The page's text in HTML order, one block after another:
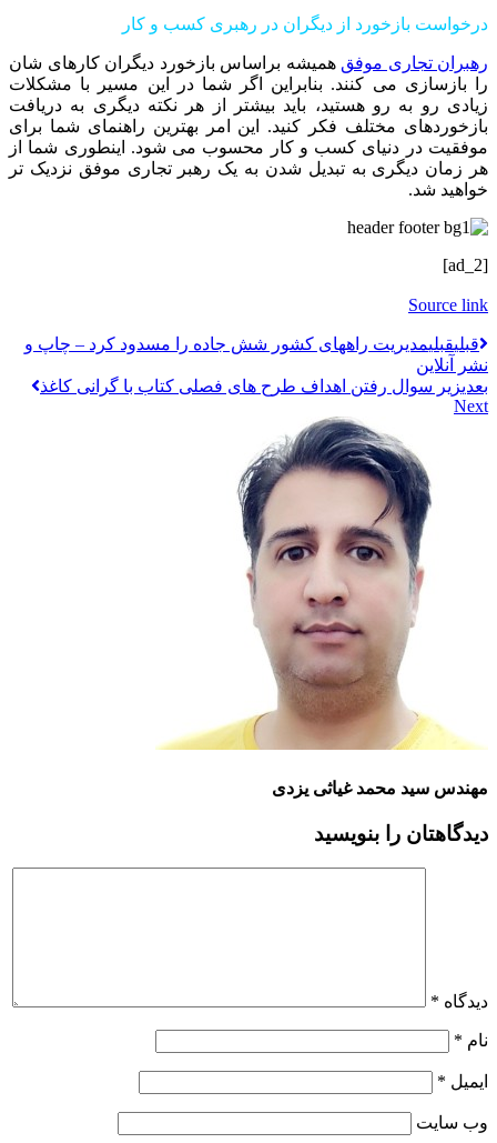
درخواست بازخورد از دیگران در رهبری کسب و کار
رهبران تجاری موفق همیشه براساس بازخورد دیگران کارهای شان
را بازسازی می کنند. بنابراین اگر شما در این مسیر با مشکلات
زیادی رو به رو هستید، باید بیشتر از هر نکته دیگری به دریافت
بازخوردهای مختلف فکر کنید. این امر بهترین راهنمای شما برای
موفقیت در دنیای کسب و کار محسوب می شود. اینطوری شما از
هر زمان دیگری به تبدیل شدن به یک رهبر تجاری موفق نزدیک تر
خواهید شد.
[ad_2]
Source link
قبليقبلیمدیریت راههای کشور شش جاده را مسدود کرد – چاپ و
نشر آنلاین
بعدیزیر سوال رفتن اهداف طرح های فصلی کتاب با گرانی کاغذ
Next
مهندس سید محمد غیاثی یزدی
دیدگاهتان را بنویسید
دیدگاه *
نام *
ایمیل *
وب‌ سایت